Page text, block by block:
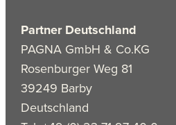
Partner Deutschland
PAGNA GmbH & Co.KG
Rosenburger Weg 81
39249 Barby
Deutschland